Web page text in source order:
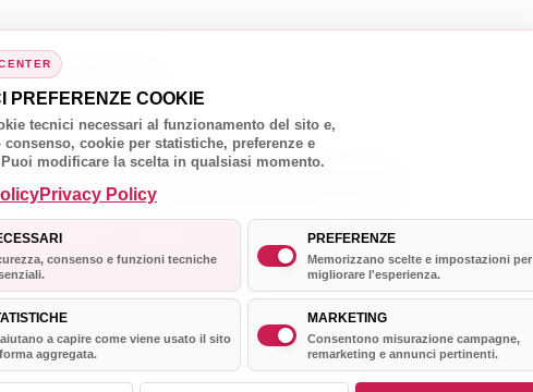
vostro
lavorano nello
da
di
PREFERENZE COOKIE
tecnici necessari al funzionamento del sito e,
cookie per statistiche, preferenze e
modificare la scelta in qualsiasi momento.
Privacy Policy
consenso e funzioni tecniche
PREFERENZE
Memorizzano scelte e impostazioni per
migliorare l'esperienza.
a capire come viene usato il sito
aggregata.
MARKETING
Consentono misurazione campagne,
remarketing e annunci pertinenti.